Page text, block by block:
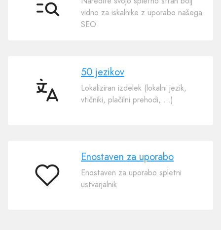
SEO
vidno za iskalnike z uporabo našega
SEO
50
50 jezikov
Lokaliziran izdelek (lokalni jezik,
vtičniki, plačilni prehodi, …)
Enostaven
Enostaven za uporabo
Enostaven za uporabo spletni
ustvarjalnik